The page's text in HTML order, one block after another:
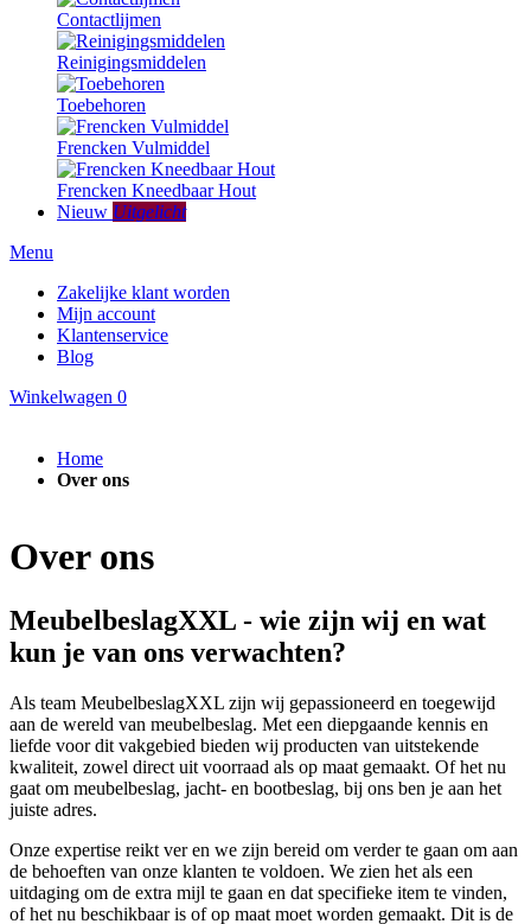
Contactlijmen
Reinigingsmiddelen
Toebehoren
Frencken Vulmiddel
Frencken Kneedbaar Hout
Nieuw Uitgelicht
Menu
Zakelijke klant worden
Mijn account
Klantenservice
Blog
Winkelwagen 0
Home
Over ons
Over ons
MeubelbeslagXXL - wie zijn wij en wat
kun je van ons verwachten?
Als team MeubelbeslagXXL zijn wij gepassioneerd en toegewijd
aan de wereld van meubelbeslag. Met een diepgaande kennis en
liefde voor dit vakgebied bieden wij producten van uitstekende
kwaliteit, zowel direct uit voorraad als op maat gemaakt. Of het nu
gaat om meubelbeslag, jacht- en bootbeslag, bij ons ben je aan het
juiste adres.
Onze expertise reikt ver en we zijn bereid om verder te gaan om aan
de behoeften van onze klanten te voldoen. We zien het als een
uitdaging om de extra mijl te gaan en dat specifieke item te vinden,
of het nu beschikbaar is of op maat moet worden gemaakt. Dit is de